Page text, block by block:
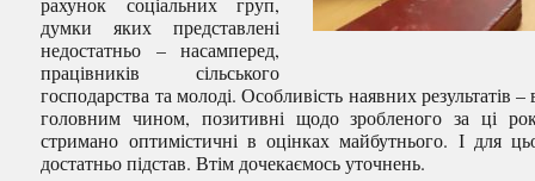
думки яких представлені
недостатньо – насамперед,
працівників сільського
господарства та молоді. Особливість наявних результатів
головним чином, позитивні щодо зробленого за ці
стримано оптимістичні в оцінках майбутнього. І для
достатньо підстав. Втім дочекаємось уточнень.